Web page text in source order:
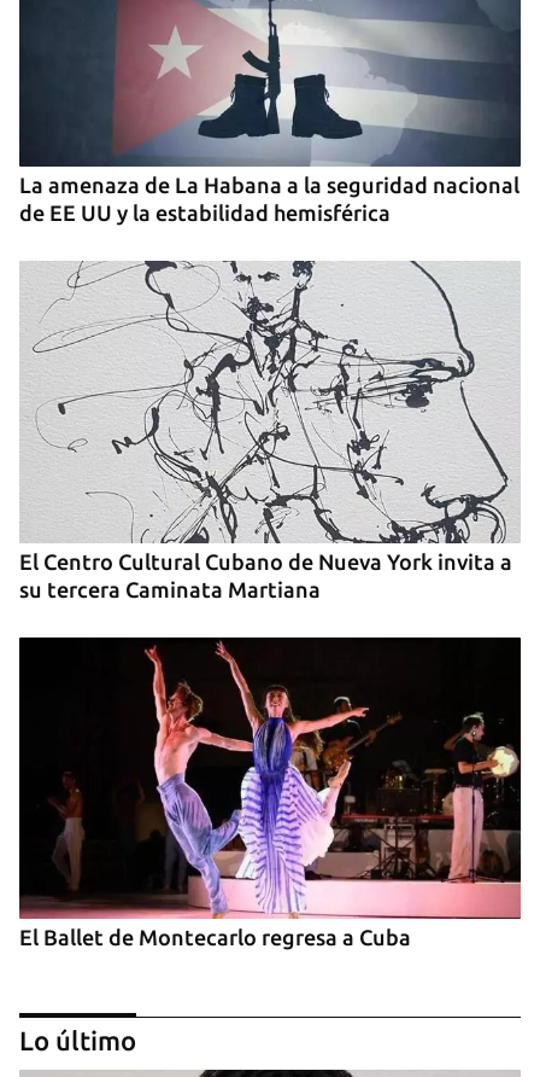
INICIAR SESIÓN CANCELAR
La amenaza de La Habana a la seguridad nacional
de EE UU y la estabilidad hemisférica
El Centro Cultural Cubano de Nueva York invita a
su tercera Caminata Martiana
El Ballet de Montecarlo regresa a Cuba
Lo último